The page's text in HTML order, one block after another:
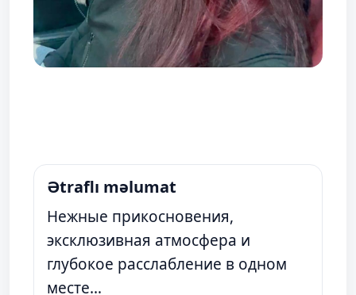
Ətraflı məlumat
Нежные прикосновения,
эксклюзивная атмосфера и
глубокое расслабление в одном
месте…